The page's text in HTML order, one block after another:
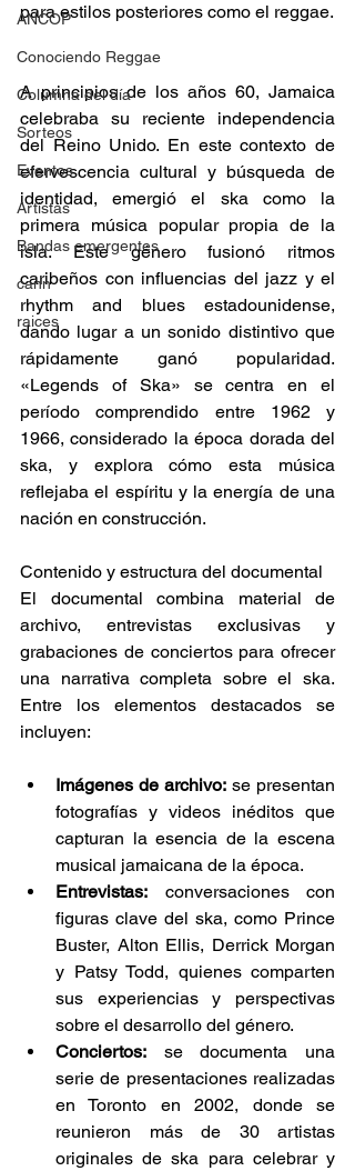
ANCOP
Conociendo Reggae
Columna del día
Sorteos
Eventos
Artistas
Bandas emergentes
cann
raices
para estilos posteriores como el reggae.​
A principios de los años 60, Jamaica
celebraba su reciente independencia
del Reino Unido. En este contexto de
efervescencia cultural y búsqueda de
identidad, emergió el ska como la
primera música popular propia de la
isla. Este género fusionó ritmos
caribeños con influencias del jazz y el
rhythm and blues estadounidense,
dando lugar a un sonido distintivo que
rápidamente ganó popularidad.
«Legends of Ska» se centra en el
período comprendido entre 1962 y
1966, considerado la época dorada del
ska, y explora cómo esta música
reflejaba el espíritu y la energía de una
nación en construcción. ​
Contenido y estructura del documental
El documental combina material de
archivo, entrevistas exclusivas y
grabaciones de conciertos para ofrecer
una narrativa completa sobre el ska.
Entre los elementos destacados se
incluyen:​
Imágenes de archivo: se presentan
fotografías y videos inéditos que
capturan la esencia de la escena
musical jamaicana de la época.​
Entrevistas: conversaciones con
figuras clave del ska, como Prince
Buster, Alton Ellis, Derrick Morgan
y Patsy Todd, quienes comparten
sus experiencias y perspectivas
sobre el desarrollo del género.​
Conciertos: se documenta una
serie de presentaciones realizadas
en Toronto en 2002, donde se
reunieron más de 30 artistas
originales de ska para celebrar y